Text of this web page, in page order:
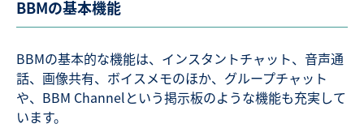
BBMの基本機能
BBMの基本的な機能は、インスタントチャット、音声通
話、画像共有、ボイスメモのほか、グループチャット
や、BBM Channelという掲示板のような機能も充実して
います。